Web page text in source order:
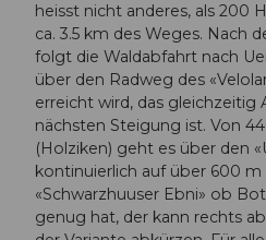
heisst nicht anderes, als 200
ca. 3.5 km des Weges. Nach
folgt die Waldabfahrt nach
über den Radweg des
erreicht wird, das gleichzeitig
nächsten Steigung ist. Von
(Holziken) geht es über den
kontinuierlich auf über 600 m
«Schwarzhuuser Ebni» ob
genug hat, der kann rechts